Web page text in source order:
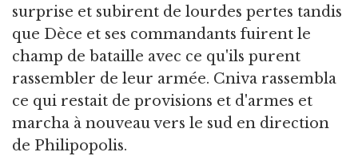
surprise et subirent de lourdes pertes tandis
que Dèce et ses commandants fuirent le
champ de bataille avec ce qu'ils purent
rassembler de leur armée. Cniva rassembla
ce qui restait de provisions et d'armes et
marcha à nouveau vers le sud en direction
de Philipopolis.